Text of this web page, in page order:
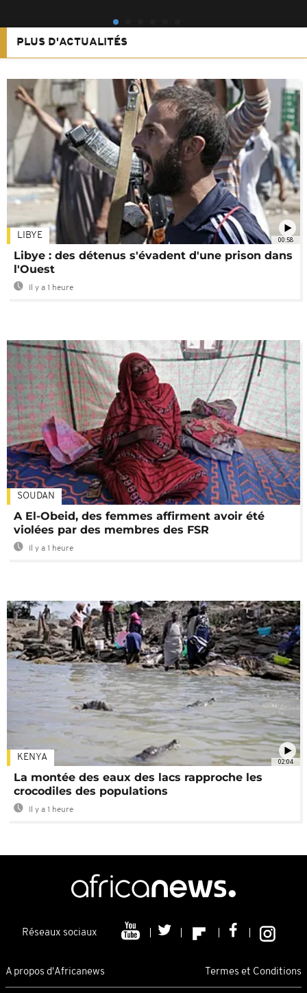
PLUS D'ACTUALITÉS
00:58
LIBYE
Libye : des détenus s'évadent d'une prison dans
l'Ouest
Il y a 1 heure
SOUDAN
A El-Obeid, des femmes affirment avoir été
violées par des membres des FSR
Il y a 1 heure
02:04
KENYA
La montée des eaux des lacs rapproche les
crocodiles des populations
Il y a 1 heure
Réseaux sociaux
A propos d'Africanews Termes et Conditions